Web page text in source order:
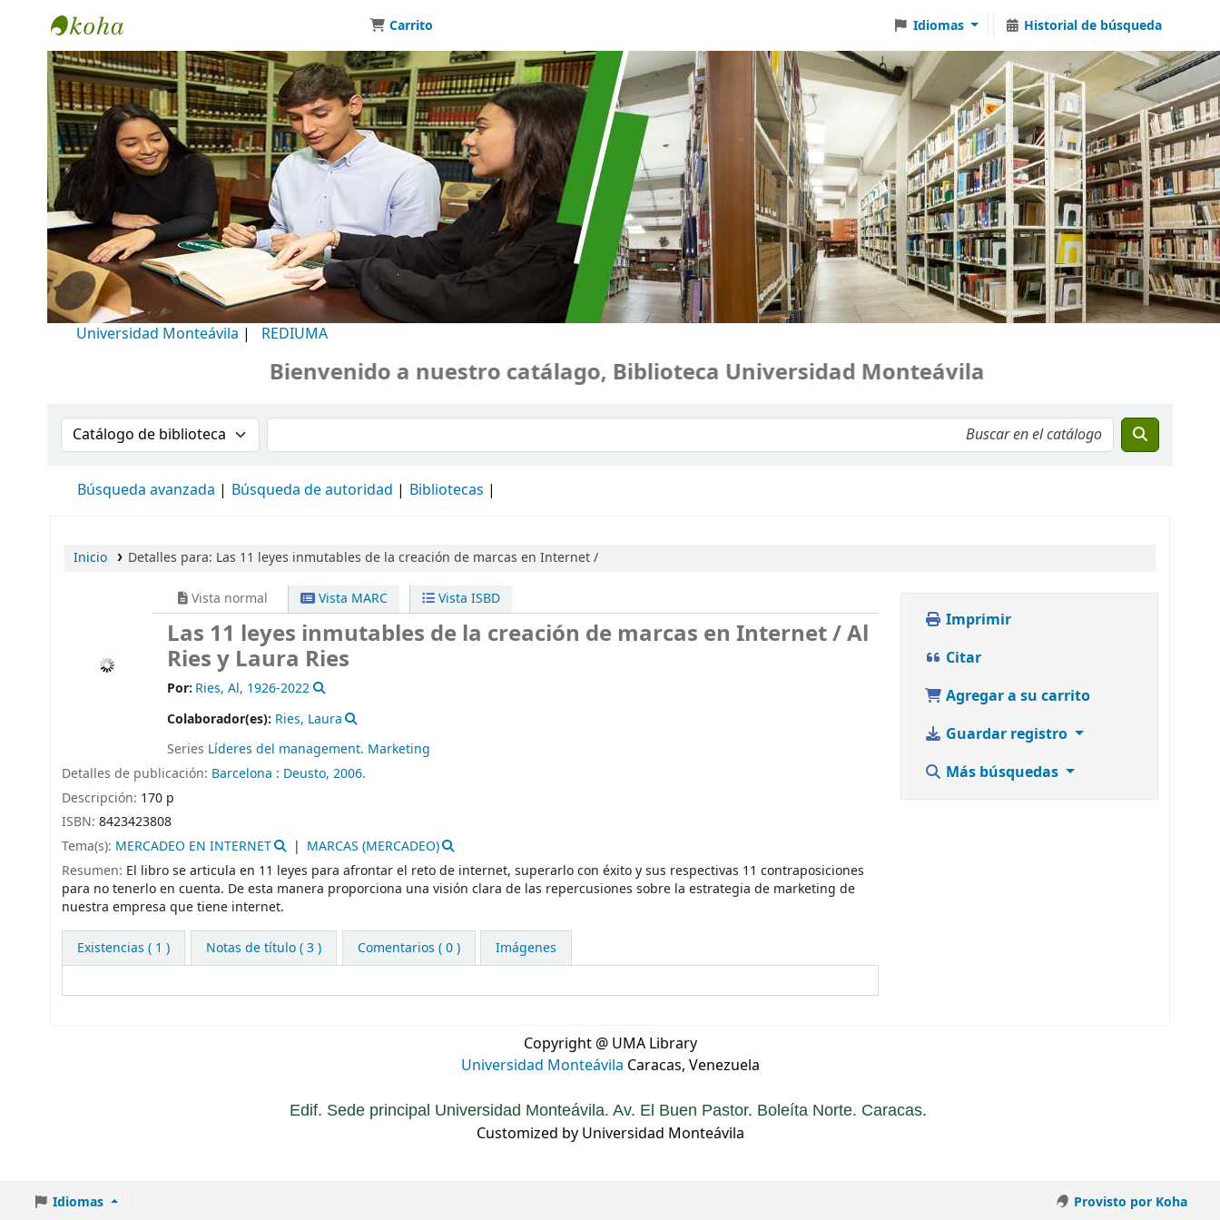
Biblioteca Universidad Monteávila
Carrito Idiomas Historial de búsqueda
Universidad Monteávila | REDIUMA
Bienvenido a nuestro catálago, Biblioteca Universidad Monteávila
Buscar en el catálogo por:Buscar en el catálogo
Búsqueda avanzada Búsqueda de autoridad Bibliotecas
Inicio Detalles para: Las 11 leyes inmutables de la creación de marcas en Internet /
Vista normal Vista MARC Vista ISBD
Las 11 leyes inmutables de la creación de marcas en Internet /Al
Ries y Laura Ries
Por: Ries, Al, 1926-2022
Colaborador(es): Ries, Laura
Series Líderes del management. Marketing
Detalles de publicación: Barcelona : Deusto, 2006.
Descripción: 170 p
ISBN: 8423423808
Tema(s): MERCADEO EN INTERNET
MARCAS (MERCADEO)
Resumen: El libro se articula en 11 leyes para afrontar el reto de internet, superarlo con éxito y sus respectivas 11 contraposiciones
para no tenerlo en cuenta. De esta manera proporciona una visión clara de las repercusiones sobre la estrategia de marketing de
nuestra empresa que tiene internet.
Existencias ( 1 ) Notas de título ( 3 ) Comentarios ( 0 ) Imágenes
Imprimir
Citar
Agregar a su carrito
Guardar registro
Más búsquedas
Copyright @ UMA Library
Universidad Monteávila Caracas, Venezuela
Edif. Sede principal Universidad Monteávila. Av. El Buen Pastor. Boleíta Norte. Caracas.
Customized by Universidad Monteávila
Idiomas Provisto por Koha